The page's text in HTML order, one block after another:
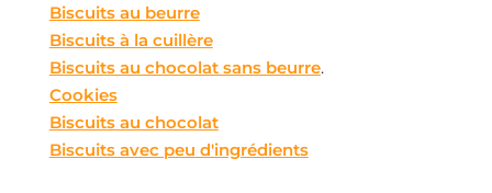
Biscuits au beurre
Biscuits à la cuillère
Biscuits au chocolat sans beurre.
Cookies
Biscuits au chocolat
Biscuits avec peu d'ingrédients